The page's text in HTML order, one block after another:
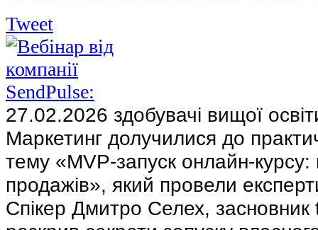
Tweet
27.02.2026 здобувачі вищої
Маркетинг долучилися до
тему «MVP-запуск онлайн-курсу:
продажів», який провели
Спікер Дмитро Селех,